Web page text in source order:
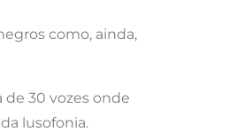
como, ainda,
de 30 vozes onde
lusofonia.